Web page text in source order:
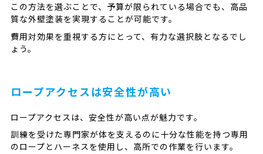
この方法を選ぶことで、予算が限られている場合でも、高品
質な外壁塗装を実現することが可能です。
費用対効果を重視する方にとって、有力な選択肢となるでし
ょう。
ロープアクセスは安全性が高い
ロープアクセスは、安全性が高い点が魅力です。
訓練を受けた専門家が体を支えるのに十分な性能を持つ専用
のロープとハーネスを使用し、高所での作業を行います。